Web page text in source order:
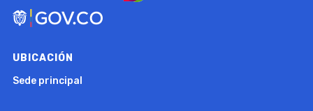
UBICACIÓN
Sede principal